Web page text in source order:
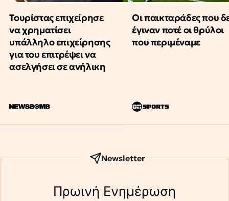
Τουρίστας επιχείρησε
να χρηματίσει
υπάλληλο επιχείρησης
για του επιτρέψει να
ασελγήσει σε ανήλικη
Οι παικταράδες που
έγιναν ποτέ οι θρύλοι
που περιμέναμε
Newsletter
Πρωινή Eνημέρωση